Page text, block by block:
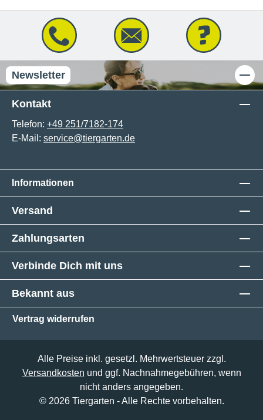
Newsletter
Kontakt
Telefon: +49 251/7182-174
E-Mail: service@tiergarten.de
Informationen
Versand
Zahlungsarten
Verbinde Dich mit uns
Bekannt aus
Vertrag widerrufen
Alle Preise inkl. gesetzl. Mehrwertsteuer zzgl.
Versandkosten und ggf. Nachnahmegebühren, wenn
nicht anders angegeben.
© 2026 Tiergarten - Alle Rechte vorbehalten.